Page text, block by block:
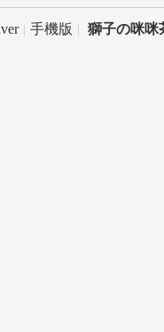
| 手機版 | 獅子の咪咪